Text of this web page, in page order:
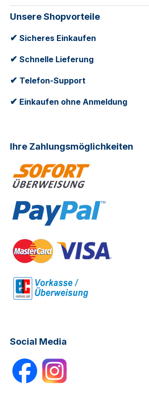
Unsere Shopvorteile
✔ Sicheres Einkaufen
✔ Schnelle Lieferung
✔ Telefon-Support
✔ Einkaufen ohne Anmeldung
Ihre Zahlungsmöglichkeiten
Social Media